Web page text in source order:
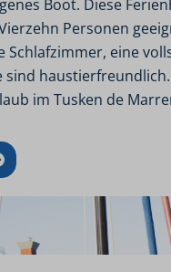
Boot. Diese
Personen
Schlafzimmer, eine
sind
im Tusken de